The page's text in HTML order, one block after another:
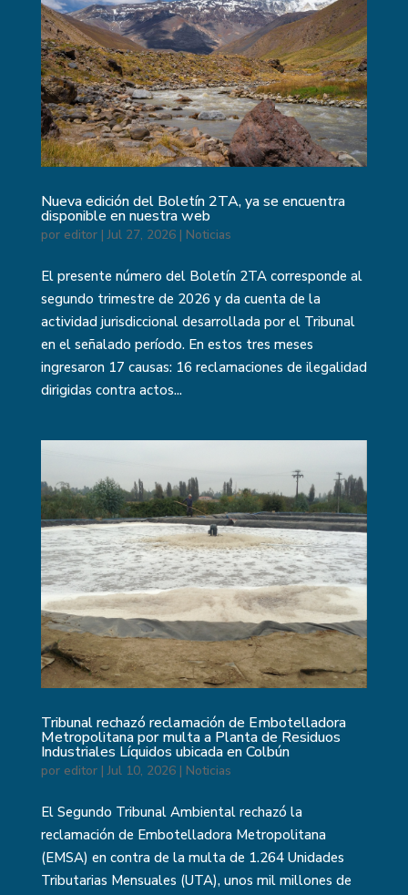
Nueva edición del Boletín 2TA, ya se encuentra
disponible en nuestra web
por editor|Jul 27, 2026| Noticias
El presente número del Boletín 2TA corresponde al
segundo trimestre de 2026 y da cuenta de la
actividad jurisdiccional desarrollada por el Tribunal
en el señalado período. En estos tres meses
ingresaron 17 causas: 16 reclamaciones de ilegalidad
dirigidas contra actos...
Tribunal rechazó reclamación de Embotelladora
Metropolitana por multa a Planta de Residuos
Industriales Líquidos ubicada en Colbún
por editor|Jul 10, 2026| Noticias
El Segundo Tribunal Ambiental rechazó la
reclamación de Embotelladora Metropolitana
(EMSA) en contra de la multa de 1.264 Unidades
Tributarias Mensuales (UTA), unos mil millones de